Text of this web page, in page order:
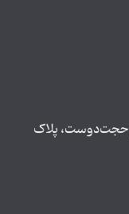
حجت‌دوست، پلاک